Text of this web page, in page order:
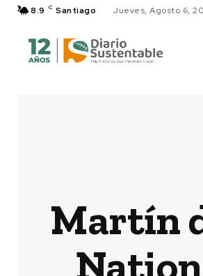
8.9 C Santiago Jueves, Agosto 6,
Martín